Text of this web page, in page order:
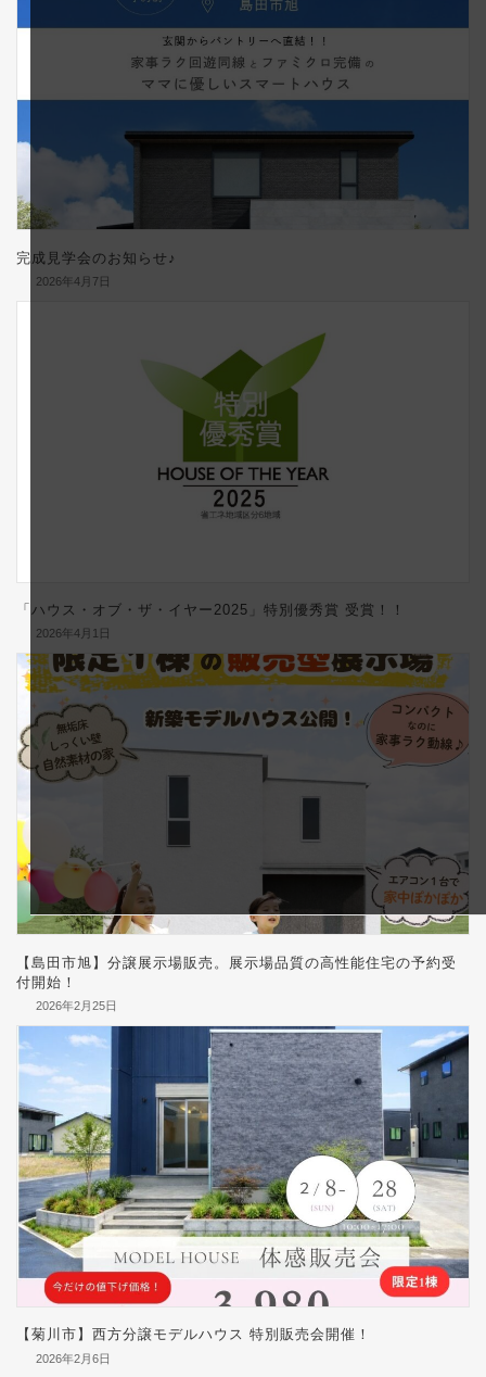
完成見学会のお知らせ♪
2026年4月7日
「ハウス・オブ・ザ・イヤー2025」特別優秀賞 受賞！！
2026年4月1日
【島田市旭】分譲展示場販売。展示場品質の高性能住宅の予約受
付開始！
2026年2月25日
【菊川市】西方分譲モデルハウス 特別販売会開催！
2026年2月6日